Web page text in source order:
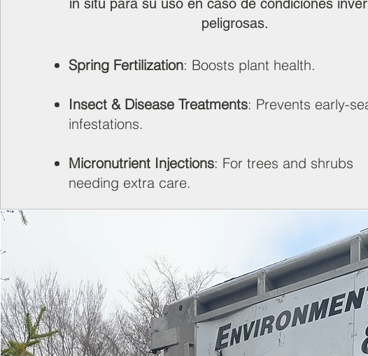
in situ para su uso en caso de condiciones
peligrosas.
Spring Fertilization: Boosts plant health.
Insect & Disease Treatments: Prevents early-
infestations.
Micronutrient Injections: For trees and shrubs
needing extra care.